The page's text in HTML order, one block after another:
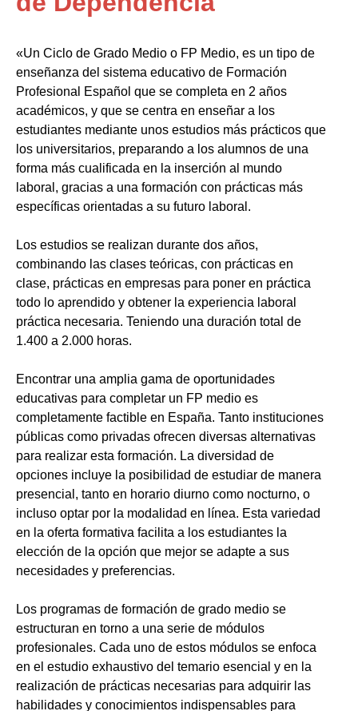
«Un Ciclo de Grado Medio o FP Medio, es un tipo de
enseñanza del sistema educativo de Formación
Profesional Español que se completa en 2 años
académicos, y que se centra en enseñar a los
estudiantes mediante unos estudios más prácticos que
los universitarios, preparando a los alumnos de una
forma más cualificada en la inserción al mundo
laboral, gracias a una formación con prácticas más
específicas orientadas a su futuro laboral.
Los estudios se realizan durante dos años,
combinando las clases teóricas, con prácticas en
clase, prácticas en empresas para poner en práctica
todo lo aprendido y obtener la experiencia laboral
práctica necesaria. Teniendo una duración total de
1.400 a 2.000 horas.
Encontrar una amplia gama de oportunidades
educativas para completar un FP medio es
completamente factible en España. Tanto instituciones
públicas como privadas ofrecen diversas alternativas
para realizar esta formación. La diversidad de
opciones incluye la posibilidad de estudiar de manera
presencial, tanto en horario diurno como nocturno, o
incluso optar por la modalidad en línea. Esta variedad
en la oferta formativa facilita a los estudiantes la
elección de la opción que mejor se adapte a sus
necesidades y preferencias.
Los programas de formación de grado medio se
estructuran en torno a una serie de módulos
profesionales. Cada uno de estos módulos se enfoca
en el estudio exhaustivo del temario esencial y en la
realización de prácticas necesarias para adquirir las
habilidades y conocimientos indispensables para